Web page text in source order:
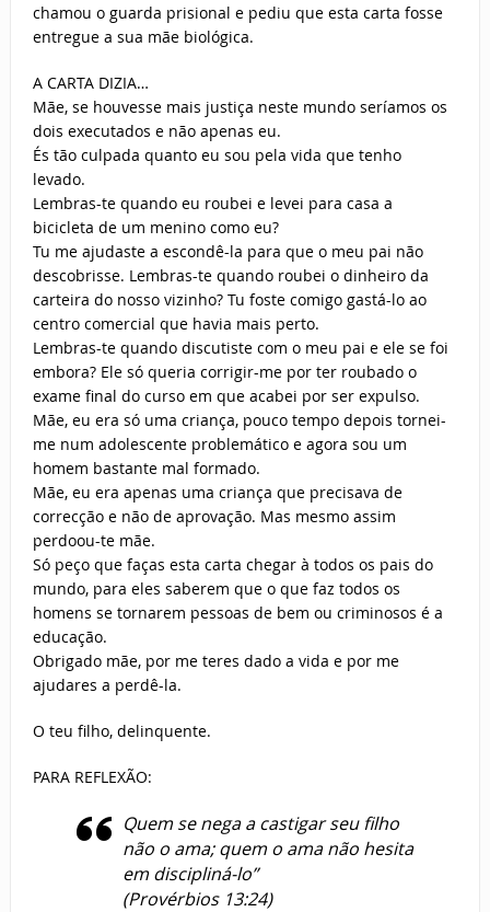
chamou o guarda prisional e pediu que esta carta fosse
entregue a sua mãe biológica.
A CARTA DIZIA…
Mãe, se houvesse mais justiça neste mundo seríamos os
dois executados e não apenas eu.
És tão culpada quanto eu sou pela vida que tenho
levado.
Lembras-te quando eu roubei e levei para casa a
bicicleta de um menino como eu?
Tu me ajudaste a escondê-la para que o meu pai não
descobrisse. Lembras-te quando roubei o dinheiro da
carteira do nosso vizinho? Tu foste comigo gastá-lo ao
centro comercial que havia mais perto.
Lembras-te quando discutiste com o meu pai e ele se foi
embora? Ele só queria corrigir-me por ter roubado o
exame final do curso em que acabei por ser expulso.
Mãe, eu era só uma criança, pouco tempo depois tornei-
me num adolescente problemático e agora sou um
homem bastante mal formado.
Mãe, eu era apenas uma criança que precisava de
correcção e não de aprovação. Mas mesmo assim
perdoou-te mãe.
Só peço que faças esta carta chegar à todos os pais do
mundo, para eles saberem que o que faz todos os
homens se tornarem pessoas de bem ou criminosos é a
educação.
Obrigado mãe, por me teres dado a vida e por me
ajudares a perdê-la.
O teu filho, delinquente.
PARA REFLEXÃO:
Quem se nega a castigar seu filho
não o ama; quem o ama não hesita
em discipliná-lo”
(Provérbios 13:24)